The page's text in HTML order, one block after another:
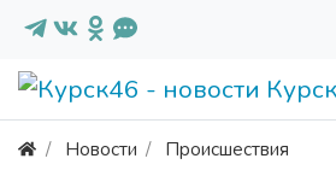
Новости Происшествия